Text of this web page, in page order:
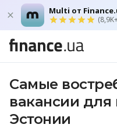
Multi от
Самые
вакансии для
Эстонии